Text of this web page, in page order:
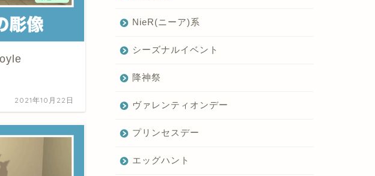
2021年10月22日
NieR(ニーア)系
シーズナルイベント
降神祭
ヴァレンティオンデー
プリンセスデー
エッグハント